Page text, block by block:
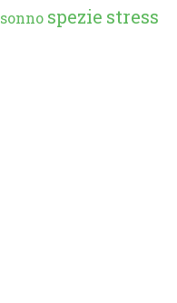
sonno spezie stress